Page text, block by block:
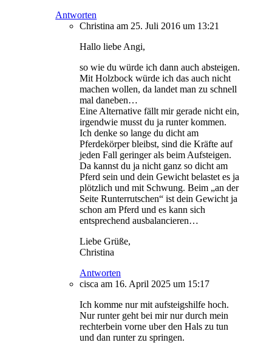
Antworten
Christina am 25. Juli 2016 um 13:21
Hallo liebe Angi,
so wie du würde ich dann auch absteigen.
Mit Holzbock würde ich das auch nicht
machen wollen, da landet man zu schnell
mal daneben…
Eine Alternative fällt mir gerade nicht ein,
irgendwie musst du ja runter kommen.
Ich denke so lange du dicht am
Pferdekörper bleibst, sind die Kräfte auf
jeden Fall geringer als beim Aufsteigen.
Da kannst du ja nicht ganz so dicht am
Pferd sein und dein Gewicht belastet es ja
plötzlich und mit Schwung. Beim „an der
Seite Runterrutschen“ ist dein Gewicht ja
schon am Pferd und es kann sich
entsprechend ausbalancieren…
Liebe Grüße,
Christina
Antworten
cisca am 16. April 2025 um 15:17
Ich komme nur mit aufsteigshilfe hoch.
Nur runter geht bei mir nur durch mein
rechterbein vorne uber den Hals zu tun
und dan runter zu springen.